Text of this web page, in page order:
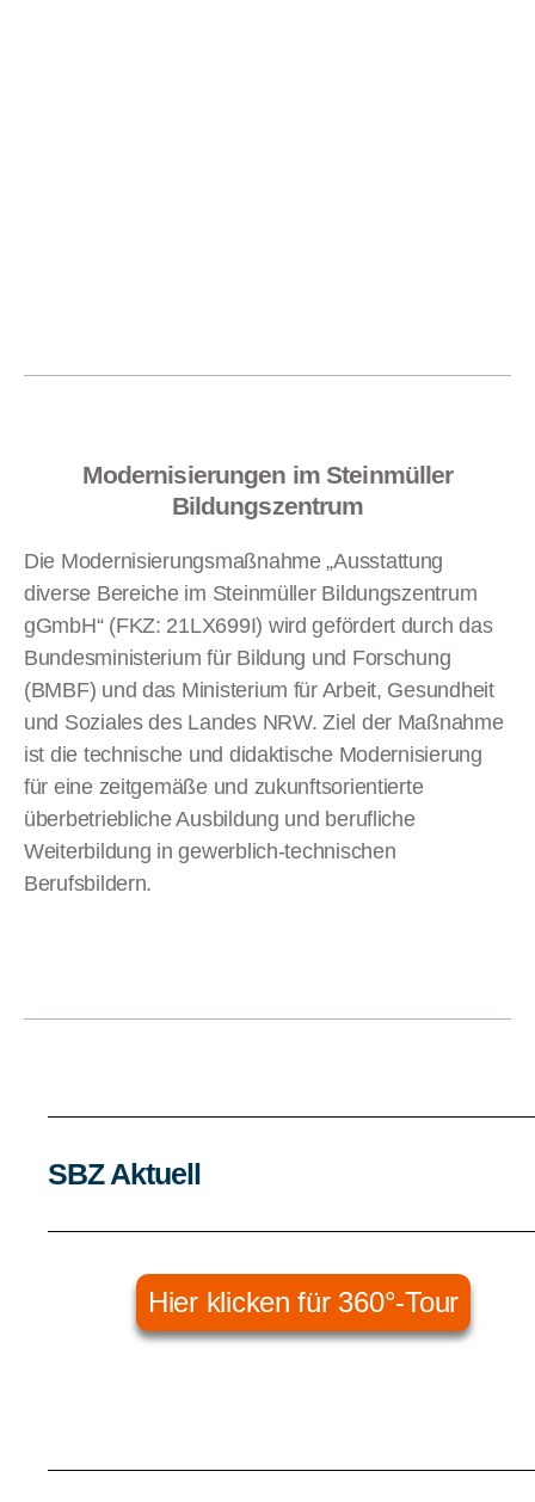
Modernisierungen im Steinmüller
Bildungszentrum
Die Modernisierungsmaßnahme „Ausstattung
diverse Bereiche im Steinmüller Bildungszentrum
gGmbH“ (FKZ: 21LX699I) wird gefördert durch das
Bundesministerium für Bildung und Forschung
(BMBF) und das Ministerium für Arbeit, Gesundheit
und Soziales des Landes NRW. Ziel der Maßnahme
ist die technische und didaktische Modernisierung
für eine zeitgemäße und zukunftsorientierte
überbetriebliche Ausbildung und berufliche
Weiterbildung in gewerblich-technischen
Berufsbildern.
SBZ Aktuell
Hier klicken für 360°-Tour